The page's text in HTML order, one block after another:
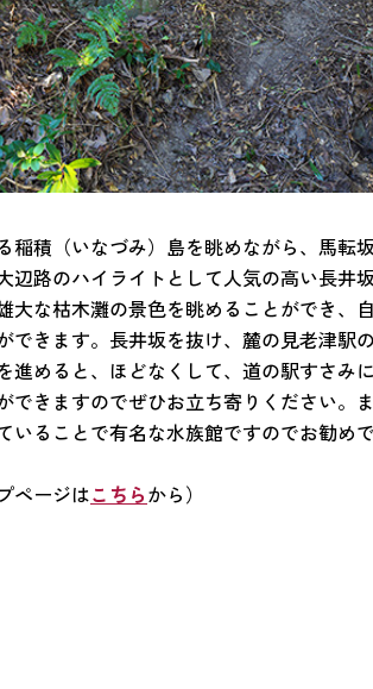
稲積（いなづみ）島を眺めながら、馬転
辺路のハイライトとして人気の高い長井
大な枯木灘の景色を眺めることができ、
できます。長井坂を抜け、麓の見老津駅
進めると、ほどなくして、道の駅すさみ
できますのでぜひお立ち寄りください。
ることで有名な水族館ですのでお勧めで
ページはこちらから）